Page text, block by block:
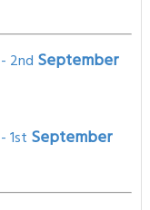
2nd September
- 1st September